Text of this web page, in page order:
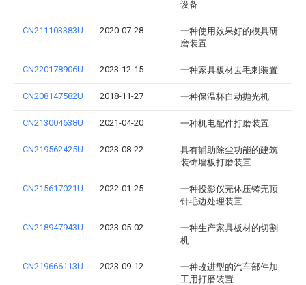
设备
CN211103383U 2020-07-28
一种使用效果好的模具研
磨装置
CN220178906U 2023-12-15 一种家具板材去毛刺装置
CN208147582U 2018-11-27 一种保温杯自动抛光机
CN213004638U 2021-04-20 一种机电配件打磨装置
CN219562425U 2023-08-22
具有辅助除尘功能的建筑
装饰墙板打磨装置
CN215617021U 2022-01-25
一种投影仪壳体压铸无顶
针毛边处理装置
CN218947943U 2023-05-02
一种生产家具板材的切割
机
CN219666113U 2023-09-12
一种改进型的汽车部件加
工用打磨装置